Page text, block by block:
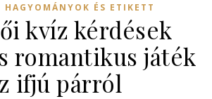
HAGYOMÁNYOK ÉS ETIKETT
kvíz kérdések
romantikus játék
ifjú párról